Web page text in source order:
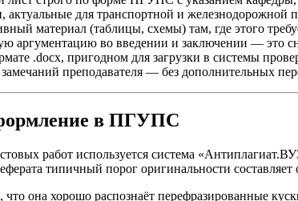
для транспортной и железнодорожной
материал (таблицы, схемы) там, где этого
аргументацию во введении и заключении — это
.docx, пригодном для загрузки в системы
преподавателя — без дополнительных
в ПГУПС
работ используется система
типичный порог оригинальности
она хорошо распознаёт перефразированные